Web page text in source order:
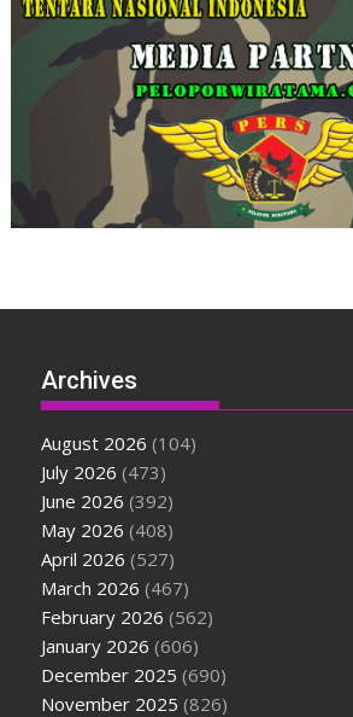
Archives
August 2026 (104)
July 2026 (473)
June 2026 (392)
May 2026 (408)
April 2026 (527)
March 2026 (467)
February 2026 (562)
January 2026 (606)
December 2025 (690)
November 2025 (826)